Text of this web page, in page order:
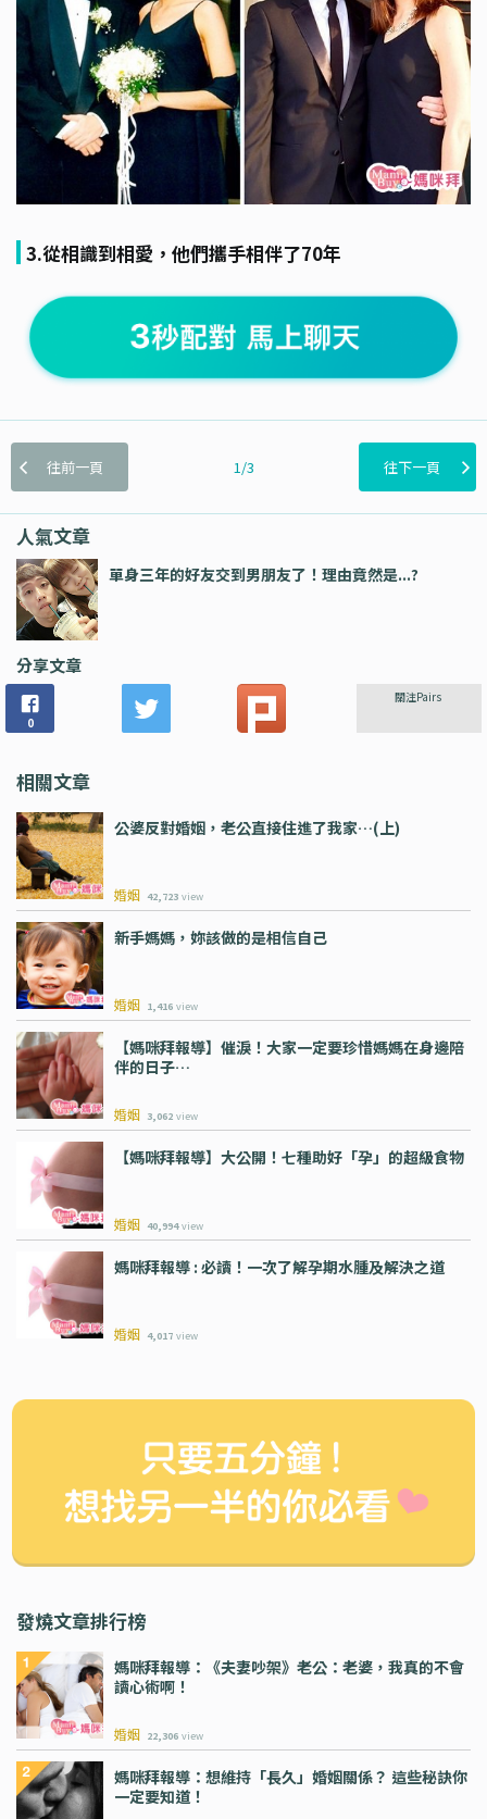
3.從相識到相愛，他們攜手相伴了70年
往前一頁 1/3 往下一頁
人氣文章
單身三年的好友交到男朋友了！理由竟然是...?
分享文章
0
關注Pairs
相關文章
公婆反對婚姻，老公直接住進了我家…(上)
婚姻 42,723 view
新手媽媽，妳該做的是相信自己
婚姻 1,416 view
【媽咪拜報導】催淚！大家一定要珍惜媽媽在身邊陪
伴的日子…
婚姻 3,062 view
【媽咪拜報導】大公開！七種助好「孕」的超級食物
婚姻 40,994 view
媽咪拜報導 : 必讀！一次了解孕期水腫及解決之道
婚姻 4,017 view
發燒文章排行榜
媽咪拜報導：《夫妻吵架》老公：老婆，我真的不會
讀心術啊！
婚姻 22,306 view
媽咪拜報導：想維持「長久」婚姻關係？ 這些秘訣你
一定要知道！